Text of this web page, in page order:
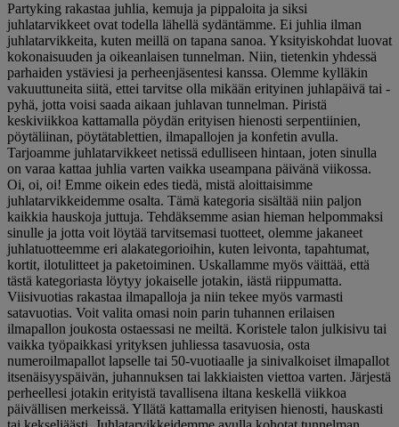
Partyking rakastaa juhlia, kemuja ja pippaloita ja siksi
juhlatarvikkeet ovat todella lähellä sydäntämme. Ei juhlia ilman
juhlatarvikkeita, kuten meillä on tapana sanoa. Yksityiskohdat luovat
kokonaisuuden ja oikeanlaisen tunnelman. Niin, tietenkin yhdessä
parhaiden ystäviesi ja perheenjäsentesi kanssa. Olemme kylläkin
vakuuttuneita siitä, ettei tarvitse olla mikään erityinen juhlapäivä tai -
pyhä, jotta voisi saada aikaan juhlavan tunnelman. Piristä
keskiviikkoa kattamalla pöydän erityisen hienosti serpentiinien,
pöytäliinan, pöytätablettien, ilmapallojen ja konfetin avulla.
Tarjoamme juhlatarvikkeet netissä edulliseen hintaan, joten sinulla
on varaa kattaa juhlia varten vaikka useampana päivänä viikossa.
Oi, oi, oi! Emme oikein edes tiedä, mistä aloittaisimme
juhlatarvikkeidemme osalta. Tämä kategoria sisältää niin paljon
kaikkia hauskoja juttuja. Tehdäksemme asian hieman helpommaksi
sinulle ja jotta voit löytää tarvitsemasi tuotteet, olemme jakaneet
juhlatuotteemme eri alakategorioihin, kuten leivonta, tapahtumat,
kortit, ilotulitteet ja paketoiminen. Uskallamme myös väittää, että
tästä kategoriasta löytyy jokaiselle jotakin, iästä riippumatta.
Viisivuotias rakastaa ilmapalloja ja niin tekee myös varmasti
satavuotias. Voit valita omasi noin parin tuhannen erilaisen
ilmapallon joukosta ostaessasi ne meiltä. Koristele talon julkisivu tai
vaikka työpaikkasi yrityksen juhliessa tasavuosia, osta
numeroilmapallot lapselle tai 50-vuotiaalle ja sinivalkoiset ilmapallot
itsenäisyyspäivän, juhannuksen tai lakkiaisten viettoa varten. Järjestä
perheellesi jotakin erityistä tavallisena iltana keskellä viikkoa
päivällisen merkeissä. Yllätä kattamalla erityisen hienosti, hauskasti